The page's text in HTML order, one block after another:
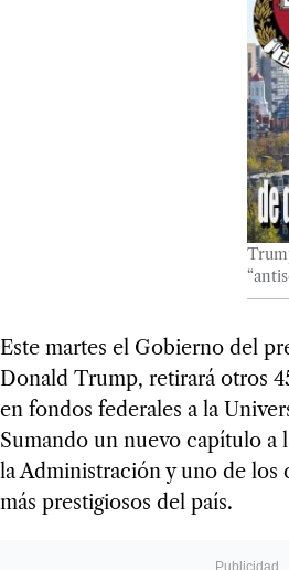
Este martes el Gobierno del
Donald Trump, retirará otros
en fondos federales a la
Sumando un nuevo capítulo a
la Administración y uno de los
más prestigiosos del país.